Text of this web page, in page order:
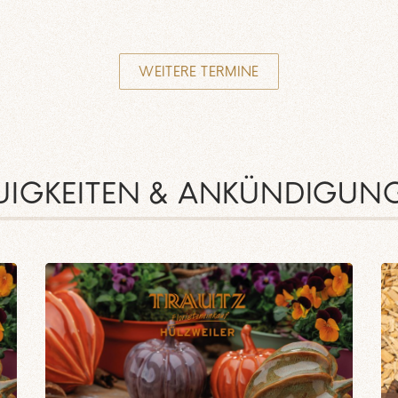
WEITERE TERMINE
&